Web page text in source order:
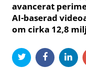
avancerat
AI-baserad
om cirka 12,8